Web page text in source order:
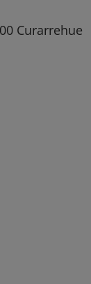
Curarrehue